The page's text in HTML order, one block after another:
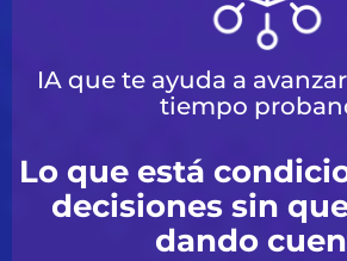
IA que te ayuda a
tiempo
Lo que está
decisiones sin
dando